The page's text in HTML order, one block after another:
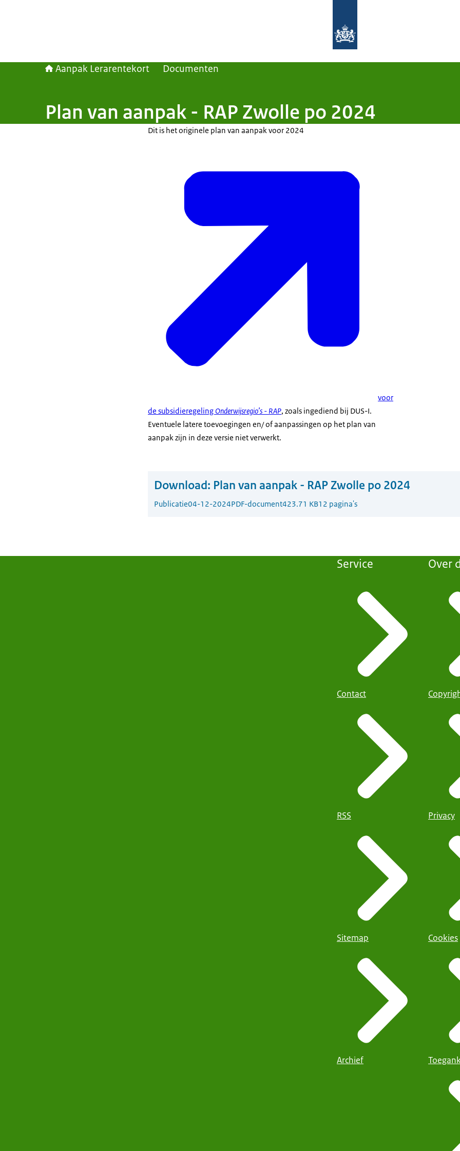
Aanpak Lerarentekort Documenten
Plan van aanpak - RAP Zwolle po 2024
Dit is het originele plan van aanpak voor 2024
voor
de subsidieregeling Onderwijsregio’s - RAP, zoals ingediend bij DUS-I.
Eventuele latere toevoegingen en/ of aanpassingen op het plan van
aanpak zijn in deze versie niet verwerkt.
Download: Plan van aanpak - RAP Zwolle po 2024
Publicatie04-12-2024PDF-document423.71 KB12 pagina's
Service
Contact
RSS
Sitemap
Archief
Over
Privacy
Cookies